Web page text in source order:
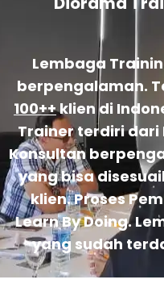
Lembaga
berpengalaman.
100++klien di
Trainer terdiri dari
Konsultan
yang bisa
klien. Proses
Learn By Doing.
yang sudah